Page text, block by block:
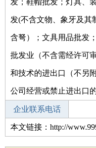
发；鞋帽批发；灯具、
发(不含文物、象牙及其
含弩）；文具用品批发
批发业（不含需经许可
和技术的进出口（不另
公司经营或禁止进出口
企业联系电话
本文链接：http://